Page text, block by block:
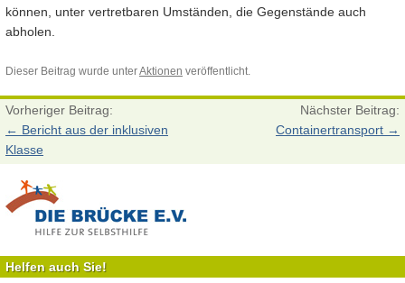
können, unter vertretbaren Umständen, die Gegenstände auch
abholen.
Dieser Beitrag wurde unterAktionen veröffentlicht.
Vorheriger Beitrag:
← Bericht aus der inklusiven
Klasse
Nächster Beitrag:
Containertransport →
Helfen auch Sie!